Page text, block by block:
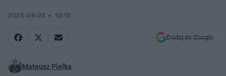
2023-08-23 12:15
Dodaj do Google
Mateusz Pielka